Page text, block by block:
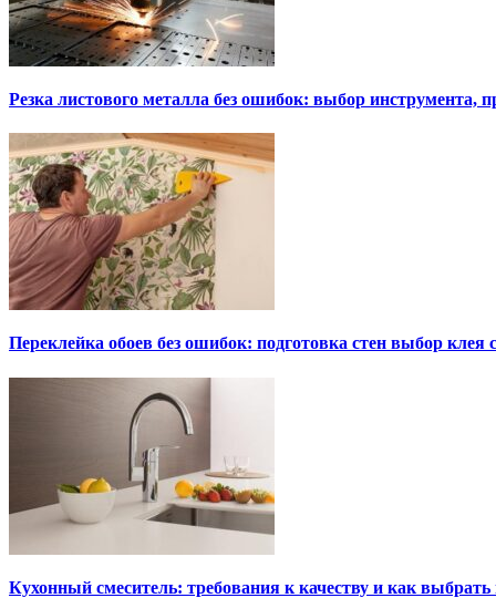
Резка листового металла без ошибок: выбор инструмента,
Переклейка обоев без ошибок: подготовка стен выбор клея
Кухонный смеситель: требования к качеству и как